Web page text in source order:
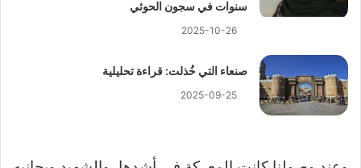
سنوات في سجون الحوثي
2025-10-26
صنعاء التي خُذلت: قراءة تحليلية
2025-09-25